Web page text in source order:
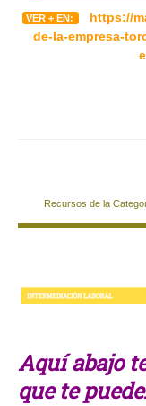
VER + EN:
https://
de-la-empresa-
Recursos de la
Aquí abajo
que te